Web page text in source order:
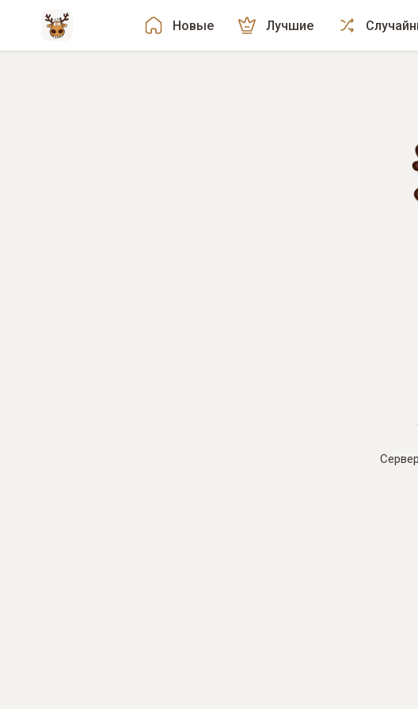
Новые Лучшие